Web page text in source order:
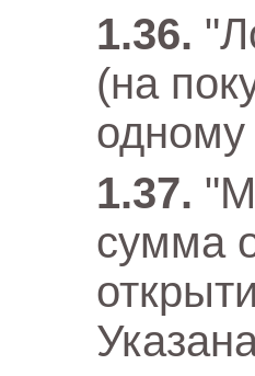
(на
одному
сумма